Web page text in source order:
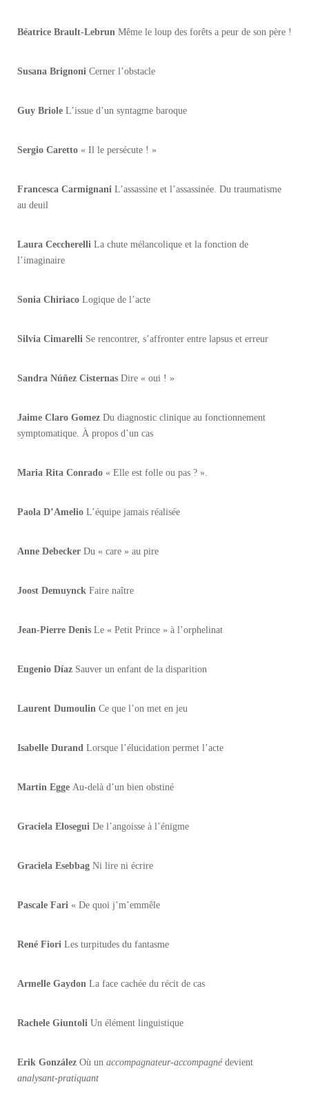
Béatrice Brault-Lebrun Même le loup des forêts a peur de son père !
Susana Brignoni Cerner l’obstacle
Guy Briole L’issue d’un syntagme baroque
Sergio Caretto « Il le persécute ! »
Francesca Carmignani L’assassine et l’assassinée. Du traumatisme
au deuil
Laura Ceccherelli La chute mélancolique et la fonction de
l’imaginaire
Sonia Chiriaco Logique de l’acte
Silvia Cimarelli Se rencontrer, s’affronter entre lapsus et erreur
Sandra Núñez Cisternas Dire « oui ! »
Jaime Claro Gomez Du diagnostic clinique au fonctionnement
symptomatique. À propos d’un cas
Maria Rita Conrado « Elle est folle ou pas ? ».
Paola D’Amelio L’équipe jamais réalisée
Anne Debecker Du « care » au pire
Joost Demuynck Faire naître
Jean-Pierre Denis Le « Petit Prince » à l’orphelinat
Eugenio Díaz Sauver un enfant de la disparition
Laurent Dumoulin Ce que l’on met en jeu
Isabelle Durand Lorsque l’élucidation permet l’acte
Martin Egge Au-delà d’un bien obstiné
Graciela Elosegui De l’angoisse à l’énigme
Graciela Esebbag Ni lire ni écrire
Pascale Fari « De quoi j’m’emmêle
René Fiori Les turpitudes du fantasme
Armelle Gaydon La face cachée du récit de cas
Rachele Giuntoli Un élément linguistique
Erik González Où un accompagnateur-accompagné devient
analysant-pratiquant